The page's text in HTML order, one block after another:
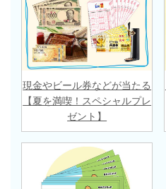
現金やビール券などが当たる
【夏を満喫！スペシャルプレ
ゼント】